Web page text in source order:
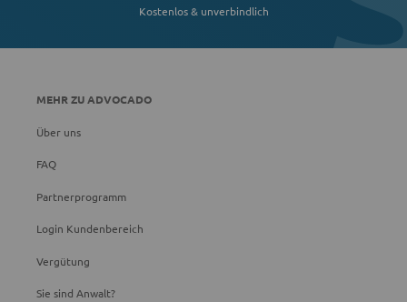
Kostenlos & unverbindlich
MEHR ZU ADVOCADO
Über uns
FAQ
Partnerprogramm
Login Kundenbereich
Vergütung
Sie sind Anwalt?